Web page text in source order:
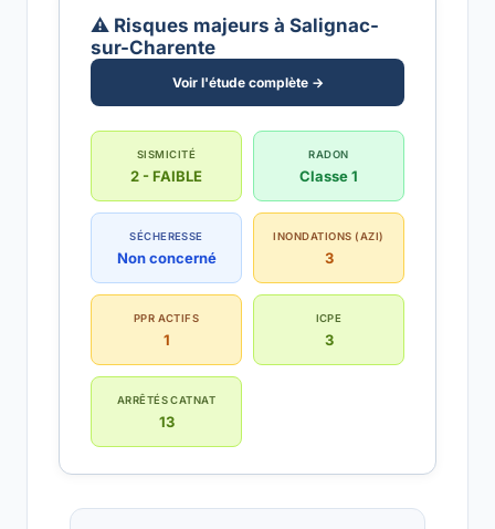
⚠️ Risques majeurs à Salignac-
sur-Charente
Voir l'étude complète →
SISMICITÉ
2 - FAIBLE
RADON
Classe 1
SÉCHERESSE
Non concerné
INONDATIONS (AZI)
3
PPR ACTIFS
1
ICPE
3
ARRÊTÉS CATNAT
13